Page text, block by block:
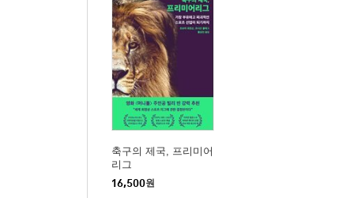
축구의 제국, 프리미어
리그
16,500원